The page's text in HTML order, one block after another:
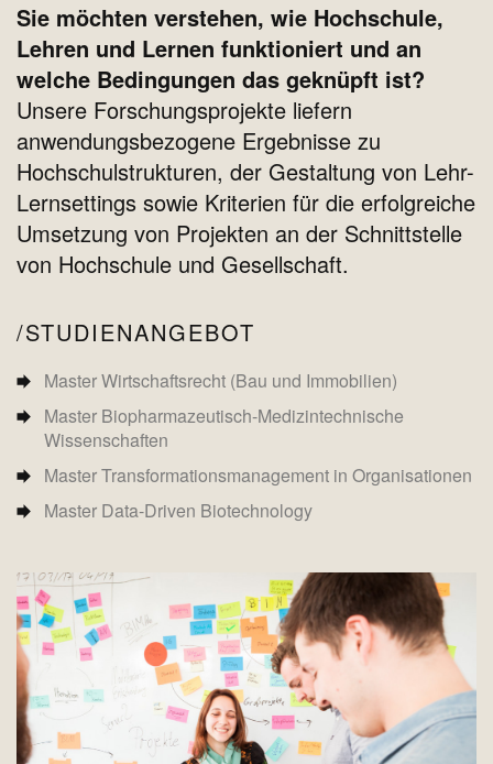
Sie möchten verstehen, wie Hochschule,
Lehren und Lernen funktioniert und an
welche Bedingungen das geknüpft ist?
Unsere Forschungsprojekte liefern
anwendungsbezogene Ergebnisse zu
Hochschulstrukturen, der Gestaltung von Lehr-
Lernsettings sowie Kriterien für die erfolgreiche
Umsetzung von Projekten an der Schnittstelle
von Hochschule und Gesellschaft.
STUDIENANGEBOT
Master Wirtschaftsrecht (Bau und Immobilien)
Master Biopharmazeutisch-Medizintechnische
Wissenschaften
Master Transformationsmanagement in Organisationen
Master Data-Driven Biotechnology